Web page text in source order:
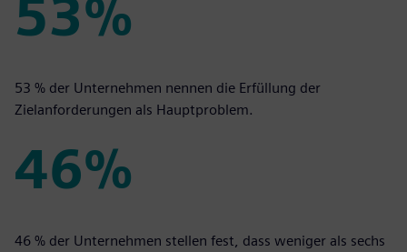
53%
53 % der Unternehmen nennen die Erfüllung der
Zielanforderungen als Hauptproblem.
46%
46 % der Unternehmen stellen fest, dass weniger als sechs